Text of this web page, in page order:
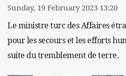
Sunday, 19 February 2023 13:20
Le ministre turc des Affaires
pour les secours et les efforts
suite du tremblement de terre.